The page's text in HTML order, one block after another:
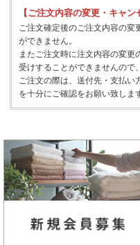
【ご注文内容の変更・キャン
ご注文確定後のご注文内容の変
ができません。
またご注文時に注文内容の変更
受けすることができませんので
ご注文の際は、送付先・支払い
を十分にご確認をお願い致しま